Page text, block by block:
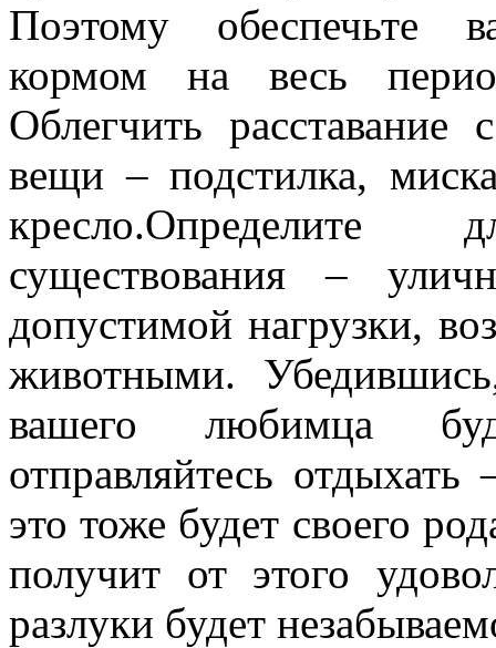
Поэтому обеспечьте
кормом на весь
Облегчить
вещи – подстилка,
существования –
допустимой нагрузки,
животными.
вашего любимца
отправляйтесь
это тоже будет своего
получит от этого
разлуки будет